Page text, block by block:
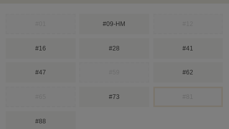
#09-HM
#16 #28 #41
#47 #62
#73
#88